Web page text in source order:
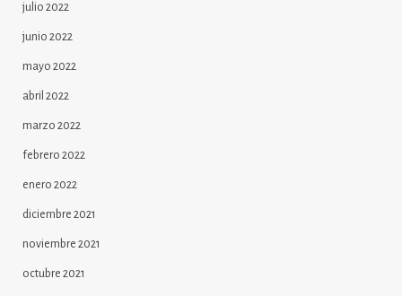
julio 2022
junio 2022
mayo 2022
abril 2022
marzo 2022
febrero 2022
enero 2022
diciembre 2021
noviembre 2021
octubre 2021